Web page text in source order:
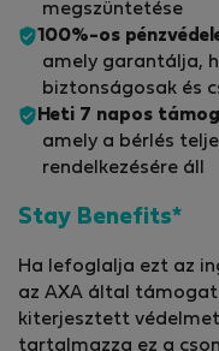
megszüntetése
100%-os
amely garantálja,
biztonságosak és
Heti 7 napos
amely a bérlés
rendelkezésére áll
Stay Benefits*
Ha lefoglalja ezt az
az AXA által
kiterjesztett
tartalmazza ez a